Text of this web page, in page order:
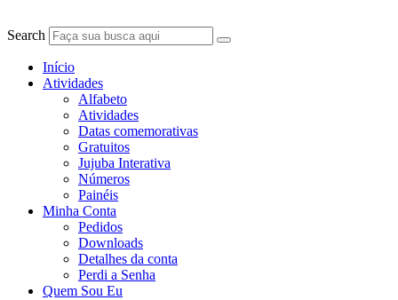
Search
Início
Atividades
Alfabeto
Atividades
Datas comemorativas
Gratuitos
Jujuba Interativa
Números
Painéis
Minha Conta
Pedidos
Downloads
Detalhes da conta
Perdi a Senha
Quem Sou Eu